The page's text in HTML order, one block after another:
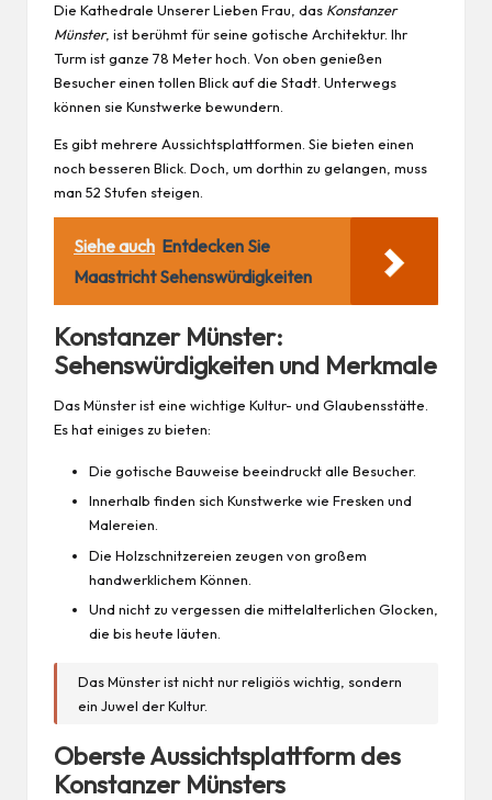
Die Kathedrale Unserer Lieben Frau, das Konstanzer
Münster, ist berühmt für seine gotische Architektur. Ihr
Turm ist ganze 78 Meter hoch. Von oben genießen
Besucher einen tollen Blick auf die Stadt. Unterwegs
können sie Kunstwerke bewundern.
Es gibt mehrere Aussichtsplattformen. Sie bieten einen
noch besseren Blick. Doch, um dorthin zu gelangen, muss
man 52 Stufen steigen.
Siehe auch Entdecken Sie
Maastricht Sehenswürdigkeiten
Konstanzer Münster:
Sehenswürdigkeiten und Merkmale
Das Münster ist eine wichtige Kultur- und Glaubensstätte.
Es hat einiges zu bieten:
Die gotische Bauweise beeindruckt alle Besucher.
Innerhalb finden sich Kunstwerke wie Fresken und
Malereien.
Die Holzschnitzereien zeugen von großem
handwerklichem Können.
Und nicht zu vergessen die mittelalterlichen Glocken,
die bis heute läuten.
Das Münster ist nicht nur religiös wichtig, sondern
ein Juwel der Kultur.
Oberste Aussichtsplattform des
Konstanzer Münsters